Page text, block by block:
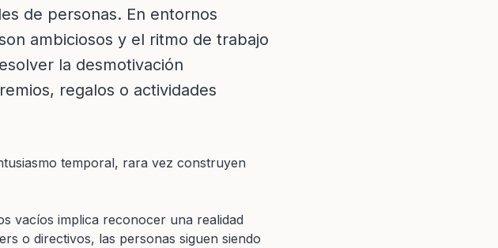
de personas. En entornos
ambiciosos y el ritmo de trabajo
la desmotivación
regalos o actividades
temporal, rara vez construyen
vacíos implica reconocer una realidad
o directivos, las personas siguen siendo